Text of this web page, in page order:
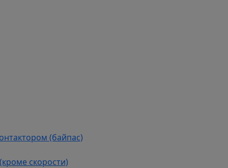
(байпас)
скорости)